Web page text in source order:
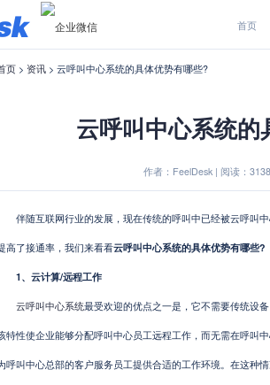
首页
页> 资讯> 云呼叫中心系统的具体优势有哪些?
云呼叫中心系统
作者：FeelDesk | 阅读：
伴随互联网行业的发展，现在传统的呼叫中已经被云呼叫
高了接通率，我们来看看云呼叫中心系统的具体优势有哪些?
1、云计算/远程工作
云呼叫中心系统最受欢迎的优点之一是，它不需要传统设
特性使企业能够分配呼叫中心员工远程工作，而无需在呼叫
呼叫中心总部的客户服务员工提供合适的工作环境。在这种